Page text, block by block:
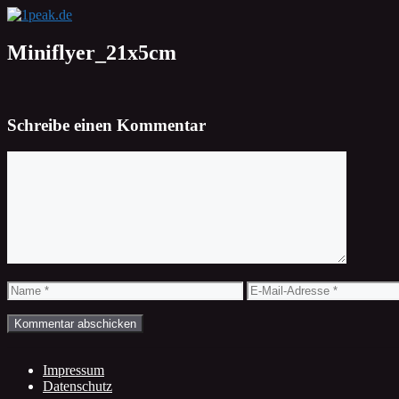
Zum
springen
Miniflyer_21x5cm
Schreibe einen Kommentar
Name
E-
Mail-
Impressum
Datenschutz